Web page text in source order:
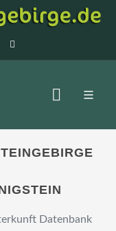
99873408
Datenbank